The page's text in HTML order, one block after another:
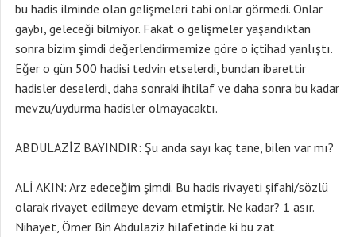
bu hadis ilminde olan gelişmeleri tabi onlar görmedi. Onlar
gaybı, geleceği bilmiyor. Fakat o gelişmeler yaşandıktan
sonra bizim şimdi değerlendirmemize göre o içtihad yanlıştı.
Eğer o gün 500 hadisi tedvin etselerdi, bundan ibarettir
hadisler deselerdi, daha sonraki ihtilaf ve daha sonra bu kadar
mevzu/uydurma hadisler olmayacaktı.
ABDULAZİZ BAYINDIR: Şu anda sayı kaç tane, bilen var mı?
ALİ AKIN: Arz edeceğim şimdi. Bu hadis rivayeti şifahi/sözlü
olarak rivayet edilmeye devam etmiştir. Ne kadar? 1 asır.
Nihayet, Ömer Bin Abdulaziz hilafetinde ki bu zat